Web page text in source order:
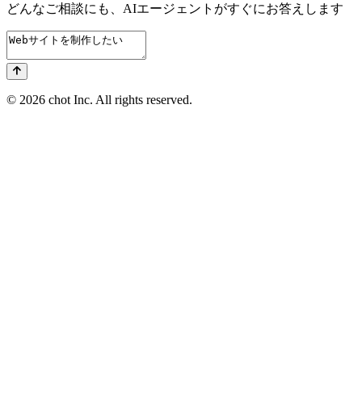
どんなご相談にも、 AIエージェントがすぐにお答えします
© 2026 chot Inc. All rights reserved.